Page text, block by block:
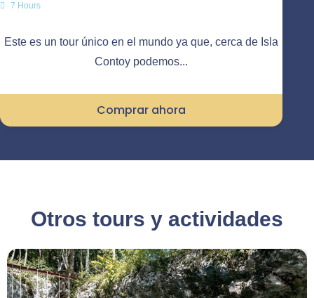
7 Hours
Este es un tour único en el mundo ya que, cerca de Isla
Contoy podemos...
Comprar ahora
Otros tours y actividades